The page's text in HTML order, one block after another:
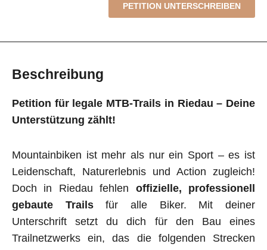
Beschreibung
Petition für legale MTB-Trails in Riedau – Deine
Unterstützung zählt!
Mountainbiken ist mehr als nur ein Sport – es ist
Leidenschaft, Naturerlebnis und Action zugleich!
Doch in Riedau fehlen offizielle, professionell
gebaute Trailsfür alle Biker. Mit deiner
Unterschrift setzt du dich für den Bau eines
Trailnetzwerks ein, das die folgenden Strecken
PETITION UNTERSCHREIBEN